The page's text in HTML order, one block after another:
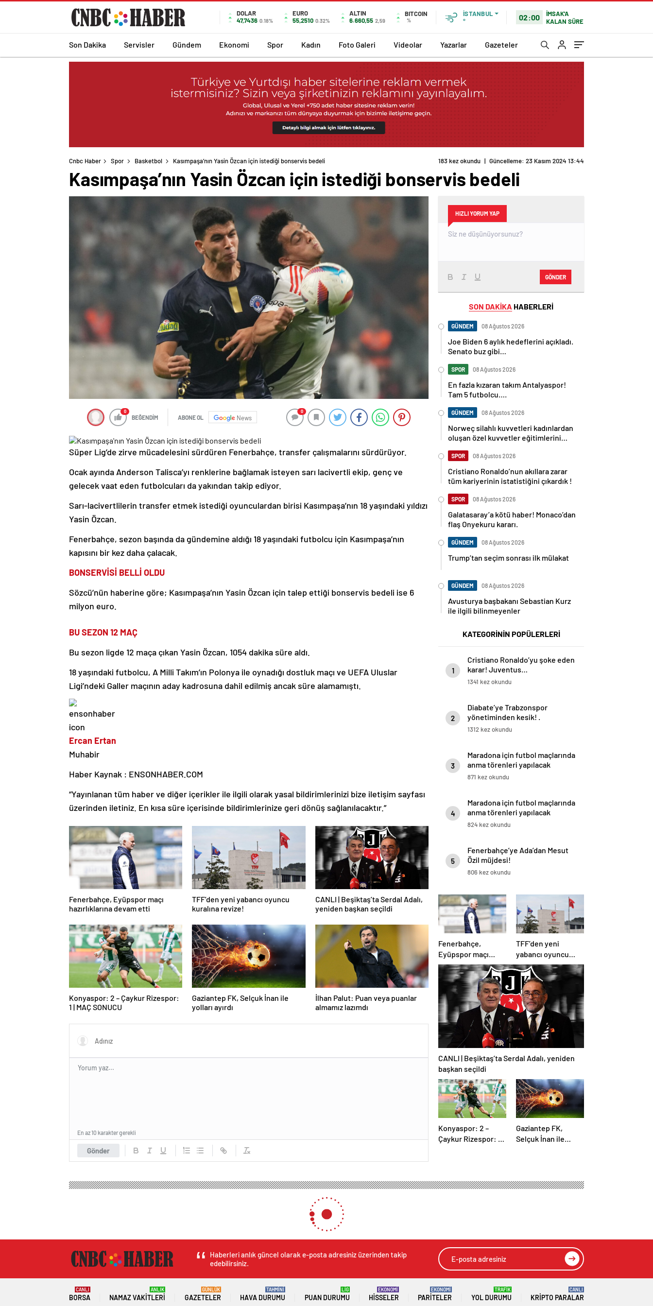
DOLAR
47,7436 0.18%
EURO
55,2510 0.32%
ALTIN
6.660,55 2,59
BITCOIN
%
İSTANBUL
°
02:00
İMSAK'A
KALAN SÜRE
Son Dakika Servisler Gündem Ekonomi Spor Kadın Foto Galeri Videolar Yazarlar Gazeteler
Cnbc Haber Spor Basketbol Kasımpaşa’nın Yasin Özcan için istediği bonservis bedeli 183 kez okundu | Güncelleme: 23 Kasım 2024 13:44
Kasımpaşa’nın Yasin Özcan için istediği bonservis bedeli
0
BEĞENDİM ABONE OL News
0
Süper Lig’de zirve mücadelesini sürdüren Fenerbahçe, transfer çalışmalarını sürdürüyor.
Ocak ayında Anderson Talisca’yı renklerine bağlamak isteyen sarı lacivertli ekip, genç ve
gelecek vaat eden futbolcuları da yakından takip ediyor.
Sarı-lacivertlilerin transfer etmek istediği oyunculardan birisi Kasımpaşa’nın 18 yaşındaki yıldızı
Yasin Özcan.
Fenerbahçe, sezon başında da gündemine aldığı 18 yaşındaki futbolcu için Kasımpaşa’nın
kapısını bir kez daha çalacak.
BONSERVİSİ BELLİ OLDU
Sözcü’nün haberine göre; Kasımpaşa’nın Yasin Özcan için talep ettiği bonservis bedeli ise 6
milyon euro.
BU SEZON 12 MAÇ
Bu sezon ligde 12 maça çıkan Yasin Özcan, 1054 dakika süre aldı.
18 yaşındaki futbolcu, A Milli Takım’ın Polonya ile oynadığı dostluk maçı ve UEFA Uluslar
Ligi’ndeki Galler maçının aday kadrosuna dahil edilmiş ancak süre alamamıştı.
Ercan Ertan
Muhabir
Haber Kaynak : ENSONHABER.COM
“Yayınlanan tüm haber ve diğer içerikler ile ilgili olarak yasal bildirimlerinizi bize iletişim sayfası
üzerinden iletiniz. En kısa süre içerisinde bildirimlerinize geri dönüş sağlanılacaktır.”
Fenerbahçe, Eyüpspor maçı
hazırlıklarına devam etti
TFF’den yeni yabancı oyuncu
kuralına revize!
CANLI | Beşiktaş’ta Serdal Adalı,
yeniden başkan seçildi
Konyaspor: 2 – Çaykur Rizespor:
1 | MAÇ SONUCU
Gaziantep FK, Selçuk İnan ile
yolları ayırdı
İlhan Palut: Puan veya puanlar
almamız lazımdı
Gönder
En az 10 karakter gerekli
HIZLI YORUM YAP
GÖNDER
SON DAKİKA HABERLERİ
GÜNDEM 08 Ağustos 2026
Joe Biden 6 aylık hedeflerini açıkladı.
Senato buz gibi…
SPOR 08 Ağustos 2026
En fazla kızaran takım Antalyaspor!
Tam 5 futbolcu….
GÜNDEM 08 Ağustos 2026
Norweç silahlı kuvvetleri kadınlardan
oluşan özel kuvvetler eğitimlerini
SPOR 08 Ağustos 2026
Cristiano Ronaldo’nun akıllara zarar
tüm kariyerinin istatistiğini çıkardık !
SPOR 08 Ağustos 2026
Galatasaray’a kötü haber! Monaco’dan
flaş Onyekuru kararı.
GÜNDEM 08 Ağustos 2026
Trump’tan seçim sonrası ilk mülakat
GÜNDEM 08 Ağustos 2026
Avusturya başbakanı Sebastian Kurz
ile ilgili bilinmeyenler
KATEGORİNİN POPÜLERLERİ
1
Cristiano Ronaldo’yu şoke eden
karar! Juventus…
1341 kez okundu
2
Diabate’ye Trabzonspor
yönetiminden kesik! .
1312 kez okundu
3
Maradona için futbol maçlarında
anma törenleri yapılacak
871 kez okundu
4
Maradona için futbol maçlarında
anma törenleri yapılacak
824 kez okundu
5
Fenerbahçe’ye Ada’dan Mesut
Özil müjdesi!
806 kez okundu
Fenerbahçe,
Eyüpspor maçı
hazırlıklarına devam
etti
TFF’den yeni
yabancı oyuncu
kuralına revize!
CANLI | Beşiktaş’ta Serdal Adalı, yeniden
başkan seçildi
Konyaspor: 2 –
Çaykur Rizespor: 1 |
Gaziantep FK,
Selçuk İnan ile
Haberleri anlık güncel olarak e-posta adresiniz üzerinden takip
edebilirsiniz.
BORSA
CANLI
NAMAZ VAKITLERI
ANLIK
GAZETELER
GÜNLÜK
HAVA DURUMU
TAHMİNİ
PUAN DURUMU
LİG
HISSELER
EKONOMİ
PARITELER
EKONOMİ
YOL DURUMU
TRAFİK
KRIPTO PARALAR
CANLI